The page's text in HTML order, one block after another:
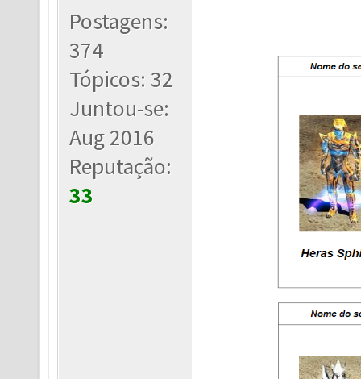
Postagens:
374
Tópicos: 32
Juntou-se:
Aug 2016
Reputação:
33